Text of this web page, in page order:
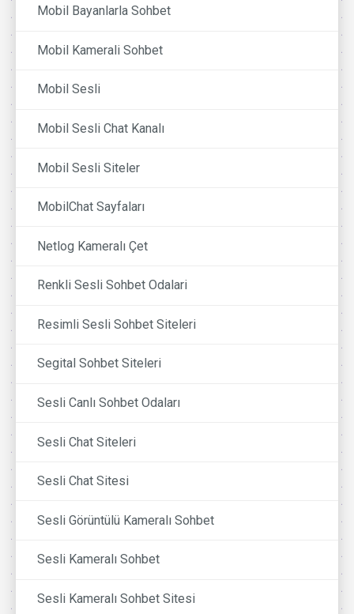
Mobil Bayanlarla Sohbet
Mobil Kamerali Sohbet
Mobil Sesli
Mobil Sesli Chat Kanalı
Mobil Sesli Siteler
MobilChat Sayfaları
Netlog Kameralı Çet
Renkli Sesli Sohbet Odalari
Resimli Sesli Sohbet Siteleri
Segital Sohbet Siteleri
Sesli Canlı Sohbet Odaları
Sesli Chat Siteleri
Sesli Chat Sitesi
Sesli Görüntülü Kameralı Sohbet
Sesli Kameralı Sohbet
Sesli Kameralı Sohbet Sitesi